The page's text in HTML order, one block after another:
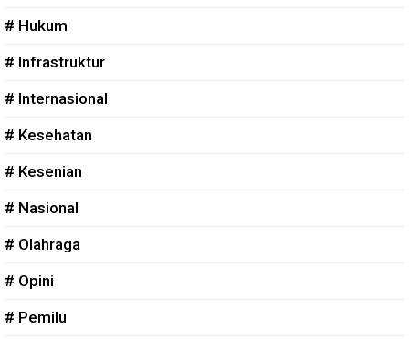
# Hukum
# Infrastruktur
# Internasional
# Kesehatan
# Kesenian
# Nasional
# Olahraga
# Opini
# Pemilu